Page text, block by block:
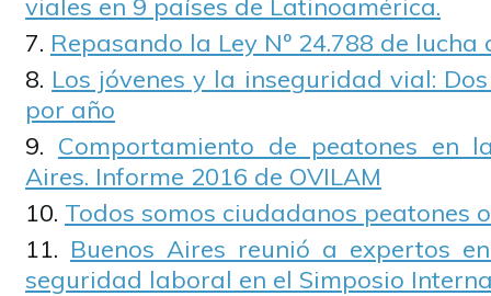
viales en 9 países de Latinoamérica.
Repasando la Ley Nº 24.788 de
Los jóvenes y la inseguridad vial:
por año
Comportamiento de peatones en
Aires. Informe 2016 de OVILAM
Todos somos ciudadanos peatones
Buenos Aires reunió a expertos
seguridad laboral en el Simposio